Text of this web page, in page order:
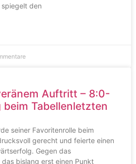
spiegelt den
Auftritt – 8:0-
Tabellenletzten
seiner Favoritenrolle beim
gerecht und feierte einen
Gegen das
bislang erst einen Punkt